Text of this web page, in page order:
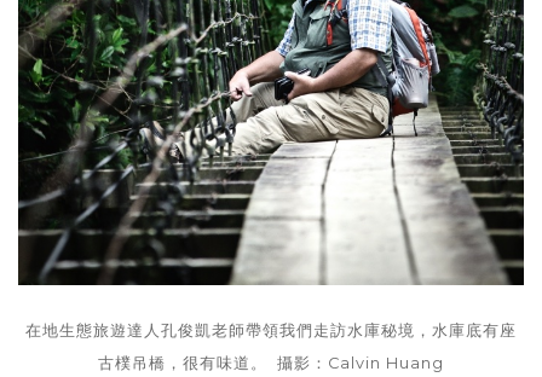
在地生態旅遊達人孔俊凱老師帶領我們走訪水庫秘境，水庫底有座
古樸吊橋，很有味道。 攝影：Calvin Huang